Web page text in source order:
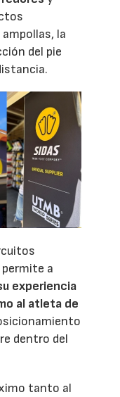
la
del pie
a
experiencia
al atleta de
dentro del
tanto al